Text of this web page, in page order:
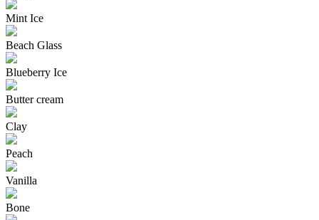
Mint Ice
Beach Glass
Blueberry Ice
Butter cream
Clay
Peach
Vanilla
Bone